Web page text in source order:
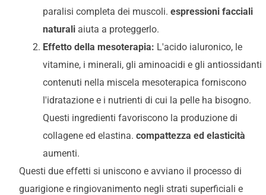
paralisi completa dei muscoli. espressioni facciali
naturali aiuta a proteggerlo.
Effetto della mesoterapia: L'acido ialuronico, le
vitamine, i minerali, gli aminoacidi e gli antiossidanti
contenuti nella miscela mesoterapica forniscono
l'idratazione e i nutrienti di cui la pelle ha bisogno.
Questi ingredienti favoriscono la produzione di
collagene ed elastina. compattezza ed elasticità
aumenti.
Questi due effetti si uniscono e avviano il processo di
guarigione e ringiovanimento negli strati superficiali e